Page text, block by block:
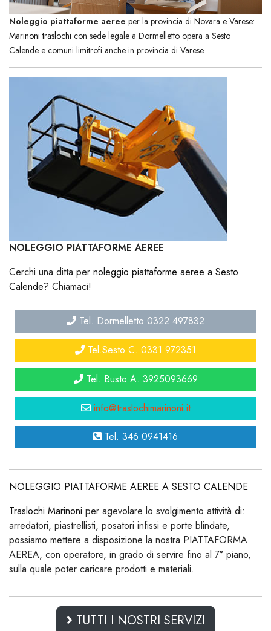
Noleggio piattaforme aeree per la provincia di Novara e Varese:
Marinoni traslochi con sede legale a Dormelletto opera a Sesto
Calende e comuni limitrofi anche in provincia di Varese
NOLEGGIO PIATTAFORME AEREE
Cerchi una ditta per noleggio piattaforme aeree a Sesto
Calende? Chiamaci!
Tel. Dormelletto 0322 497832
Tel.Sesto C. 0331 972351
Tel. Busto A. 3925093669
info@traslochimarinoni.it
Tel. 346 0941416
NOLEGGIO PIATTAFORME AEREE A SESTO CALENDE
Traslochi Marinoni per agevolare lo svolgimento attività di:
arredatori, piastrellisti, posatori infissi e porte blindate,
possiamo mettere a disposizione la nostra PIATTAFORMA
AEREA, con operatore, in grado di servire fino al 7° piano,
sulla quale poter caricare prodotti e materiali.
TUTTI I NOSTRI SERVIZI